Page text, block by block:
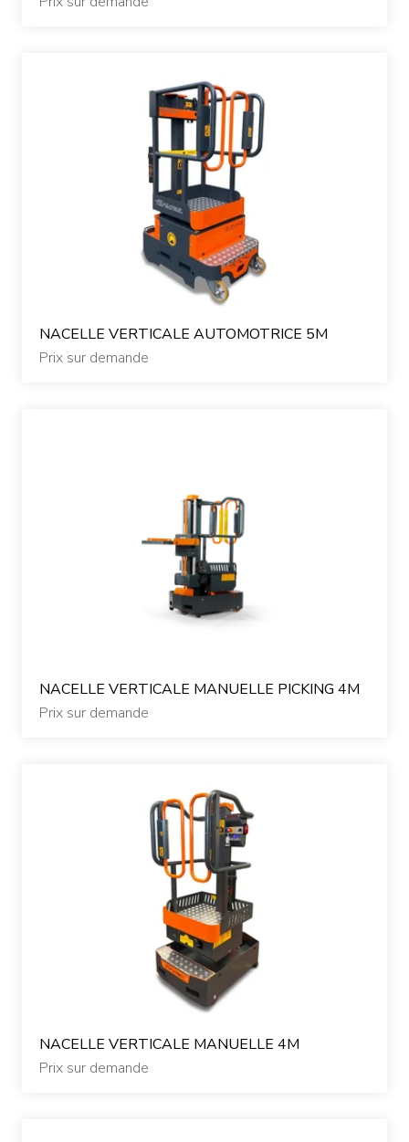
Nos accessoires
Nos occasions
NACELLE VERTICALE AUTOMOTRICE 5M
Prix sur demande
NACELLE VERTICALE MANUELLE PICKING 4M
Prix sur demande
NACELLE VERTICALE MANUELLE 4M
Prix sur demande